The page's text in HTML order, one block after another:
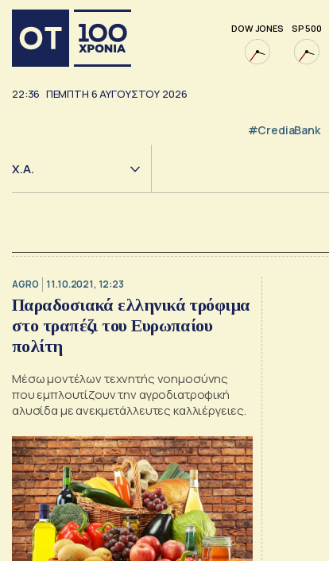
DOW JONES SP 500
22:36 ΠΈΜΠΤΗ 6ΑΥΓΟΎΣΤΟΥ 2026
#CrediaBank
Χ.Α.
AGRO 11.10.2021, 12:23
Παραδοσιακά ελληνικά τρόφιμα
στο τραπέζι του Ευρωπαίου
πολίτη
Μέσω μοντέλων τεχνητής νοημοσύνης
που εμπλουτίζουν την αγροδιατροφική
αλυσίδα με ανεκμετάλλευτες καλλιέργειες.